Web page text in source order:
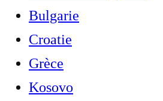
Bulgarie
Croatie
Grèce
Kosovo